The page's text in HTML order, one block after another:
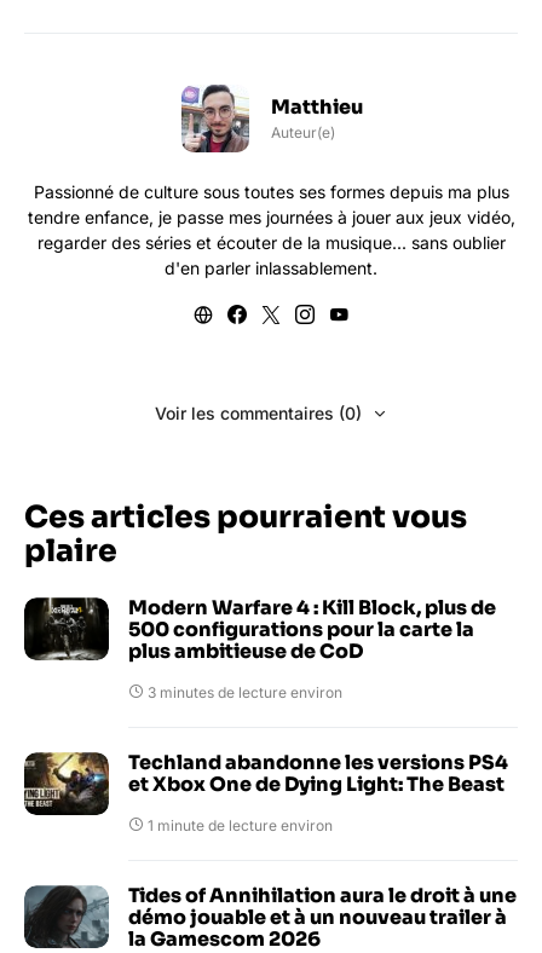
Matthieu
Auteur(e)
Passionné de culture sous toutes ses formes depuis ma plus
tendre enfance, je passe mes journées à jouer aux jeux vidéo,
regarder des séries et écouter de la musique... sans oublier
d'en parler inlassablement.
Voir les commentaires (0)
Ces articles pourraient vous
plaire
Modern Warfare 4 : Kill Block, plus de
500 configurations pour la carte la
plus ambitieuse de CoD
3 minutes de lecture environ
Techland abandonne les versions PS4
et Xbox One de Dying Light: The Beast
1 minute de lecture environ
Tides of Annihilation aura le droit à une
démo jouable et à un nouveau trailer à
la Gamescom 2026